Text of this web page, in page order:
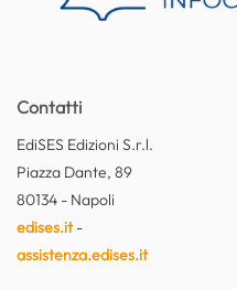
Contatti
EdiSES Edizioni S.r.l.
Piazza Dante, 89
80134 - Napoli
edises.it-
assistenza.edises.it